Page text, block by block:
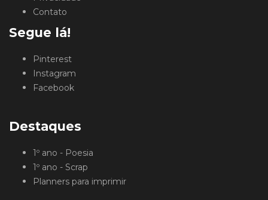
Contato
Segue lá!
Pinterest
Instagram
Facebook
Destaques
1º ano - Poesia
1º ano - Scrap
Planners para imprimir